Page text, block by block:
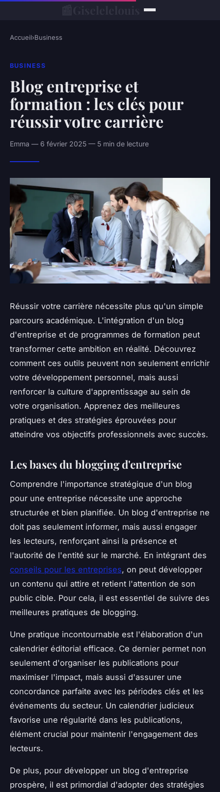
Accueil›Business
BUSINESS
Blog entreprise et
formation : les clés pour
réussir votre carrière
Emma — 6 février 2025 — 5 min de lecture
Réussir votre carrière nécessite plus qu'un simple
parcours académique. L'intégration d'un blog
d'entreprise et de programmes de formation peut
transformer cette ambition en réalité. Découvrez
comment ces outils peuvent non seulement enrichir
votre développement personnel, mais aussi
renforcer la culture d'apprentissage au sein de
votre organisation. Apprenez des meilleures
pratiques et des stratégies éprouvées pour
atteindre vos objectifs professionnels avec succès.
Les bases du blogging d'entreprise
Comprendre l'importance stratégique d'un blog
pour une entreprise nécessite une approche
structurée et bien planifiée. Un blog d'entreprise ne
doit pas seulement informer, mais aussi engager
les lecteurs, renforçant ainsi la présence et
l'autorité de l'entité sur le marché. En intégrant des
conseils pour les entreprises, on peut développer
un contenu qui attire et retient l'attention de son
public cible. Pour cela, il est essentiel de suivre des
meilleures pratiques de blogging.
Une pratique incontournable est l'élaboration d'un
calendrier éditorial efficace. Ce dernier permet non
seulement d'organiser les publications pour
maximiser l'impact, mais aussi d'assurer une
concordance parfaite avec les périodes clés et les
événements du secteur. Un calendrier judicieux
favorise une régularité dans les publications,
élément crucial pour maintenir l'engagement des
lecteurs.
De plus, pour développer un blog d'entreprise
prospère, il est primordial d'adopter des stratégies